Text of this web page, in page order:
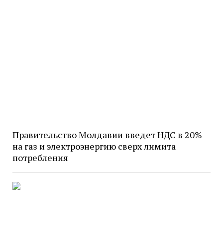
Правительство Молдавии введет НДС в 20%
на газ и электроэнергию сверх лимита
потребления